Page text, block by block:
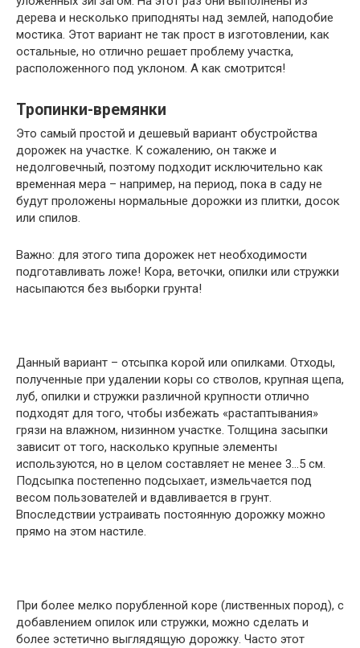
дерева и несколько приподняты над землей, наподобие
мостика. Этот вариант не так прост в изготовлении, как
остальные, но отлично решает проблему участка,
расположенного под уклоном. А как смотрится!
Тропинки-времянки
Это самый простой и дешевый вариант обустройства
дорожек на участке. К сожалению, он также и
недолговечный, поэтому подходит исключительно как
временная мера – например, на период, пока в саду не
будут проложены нормальные дорожки из плитки, досок
или спилов.
Важно: для этого типа дорожек нет необходимости
подготавливать ложе! Кора, веточки, опилки или стружки
насыпаются без выборки грунта!
Данный вариант – отсыпка корой или опилками. Отходы,
полученные при удалении коры со стволов, крупная щепа,
луб, опилки и стружки различной крупности отлично
подходят для того, чтобы избежать «растаптывания»
грязи на влажном, низинном участке. Толщина засыпки
зависит от того, насколько крупные элементы
используются, но в целом составляет не менее 3…5 см.
Подсыпка постепенно подсыхает, измельчается под
весом пользователей и вдавливается в грунт.
Впоследствии устраивать постоянную дорожку можно
прямо на этом настиле.
При более мелко порубленной коре (лиственных пород), с
добавлением опилок или стружки, можно сделать и
более эстетично выглядящую дорожку. Часто этот